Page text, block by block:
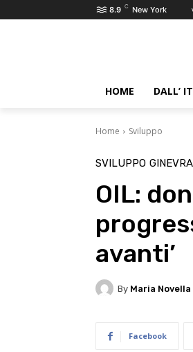
8.9 C New York
HOME DALL’
Home Sviluppo
SVILUPPO GINEVRA
OIL:
avanti’
By Maria Novella
Facebook